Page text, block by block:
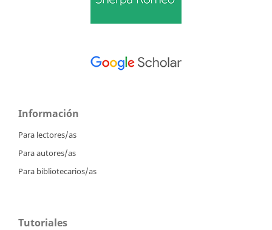
Información
Para lectores/as
Para autores/as
Para bibliotecarios/as
Tutoriales